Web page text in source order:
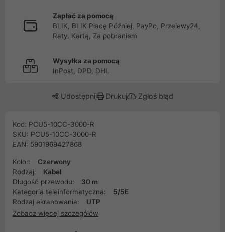
Zapłać za pomocą
BLIK, BLIK Płacę Później, PayPo, Przelewy24,
Raty, Kartą, Za pobraniem
Wysyłka za pomocą
InPost, DPD, DHL
Udostępnij Drukuj Zgłoś błąd
Kod: PCU5-10CC-3000-R
SKU: PCU5-10CC-3000-R
EAN: 5901969427868
Kolor:
Czerwony
Rodzaj:
Kabel
Długość przewodu:
30 m
Kategoria teleinformatyczna:
5/5E
Rodzaj ekranowania:
UTP
Zobacz więcej szczegółów